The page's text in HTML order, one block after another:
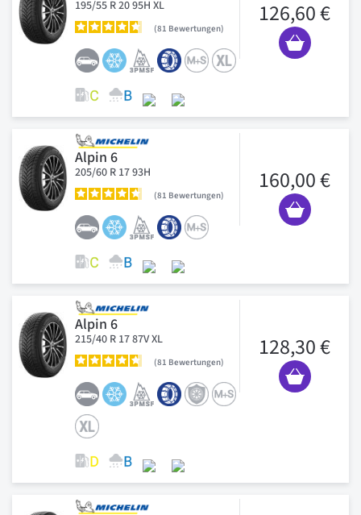
195/55 R 20 95H XL
81 Bewertungen
126,60 €
Alpin 6
205/60 R 17 93H
81 Bewertungen
160,00 €
Alpin 6
215/40 R 17 87V XL
81 Bewertungen
128,30 €